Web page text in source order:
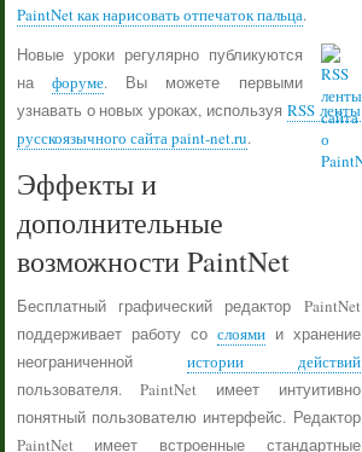
PaintNet как нарисовать отпечаток пальца.
Новые уроки регулярно публикуются
нафоруме. Вы можете первыми
узнавать о новых уроках, используя RSS ленты
русскоязычного сайта paint-net.ru.
Эффекты и
дополнительные
возможности PaintNet
Бесплатный графический редактор PaintNet
поддерживает работу со слоямии хранение
неограниченной истории действий
пользователя. PaintNet имеет интуитивно
понятный пользователю интерфейс. Редактор
PaintNet имеет встроенные стандартные